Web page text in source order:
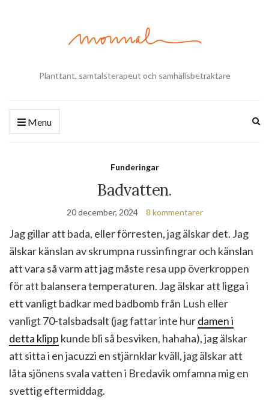
Planttant, samtalsterapeut och samhällsbetraktare
Menu
Funderingar
Badvatten.
20 december, 2024 8 kommentarer
Jag gillar att bada, eller förresten, jag älskar det. Jag
älskar känslan av skrumpna russinfingrar och känslan
att vara så varm att jag måste resa upp överkroppen
för att balansera temperaturen. Jag älskar att ligga i
ett vanligt badkar med badbomb från Lush eller
vanligt 70-talsbadsalt (jag fattar inte hurdamen i
detta klipp kunde bli så besviken, hahaha), jag älskar
att sitta i en jacuzzi en stjärnklar kväll, jag älskar att
låta sjönens svala vatten i Bredavik omfamna mig en
svettig eftermiddag.